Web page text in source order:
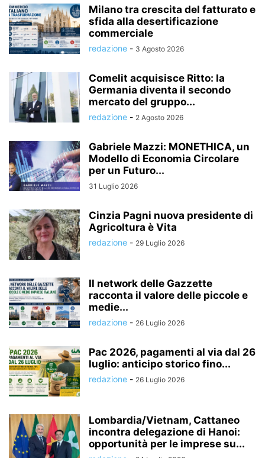
Milano tra crescita del fatturato e
sfida alla desertificazione
commerciale
redazione - 3 Agosto 2026
Comelit acquisisce Ritto: la
Germania diventa il secondo
mercato del gruppo...
redazione - 2 Agosto 2026
Gabriele Mazzi: MONETHICA, un
Modello di Economia Circolare
per un Futuro...
31 Luglio 2026
Cinzia Pagni nuova presidente di
Agricoltura è Vita
redazione - 29 Luglio 2026
Il network delle Gazzette
racconta il valore delle piccole e
medie...
redazione - 26 Luglio 2026
Pac 2026, pagamenti al via dal 26
luglio: anticipo storico fino...
redazione - 26 Luglio 2026
Lombardia/Vietnam, Cattaneo
incontra delegazione di Hanoi:
opportunità per le imprese su...